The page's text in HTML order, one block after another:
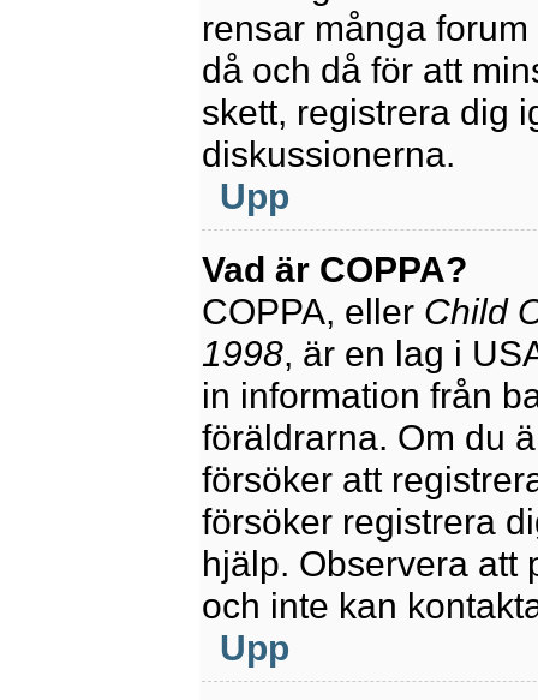
rensar många
då och då för att
skett, registrera dig
diskussionerna.
Upp
Vad är COPPA?
COPPA, eller Child
1998, är en lag i
in information från
föräldrarna. Om du
försöker att
försöker registrera
hjälp. Observera att
och inte kan
Upp